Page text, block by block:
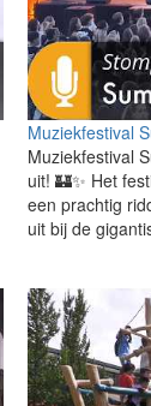
Muziekfestival
Muziekfestival
uit! 🏰✨ Het
een prachtig
uit bij de